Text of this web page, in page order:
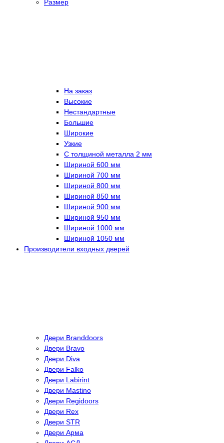
Размер
На заказ
Высокие
Нестандартные
Большие
Широкие
Узкие
С толщиной металла 2 мм
Шириной 600 мм
Шириной 700 мм
Шириной 800 мм
Шириной 850 мм
Шириной 900 мм
Шириной 950 мм
Шириной 1000 мм
Шириной 1050 мм
Производители входных дверей
Двери Branddoors
Двери Bravo
Двери Diva
Двери Falko
Двери Labirint
Двери Mastino
Двери Regidoors
Двери Rex
Двери STR
Двери Арма